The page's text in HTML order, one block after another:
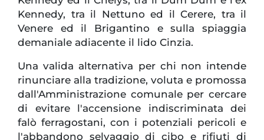
Kennedy, tra il Nettuno ed il Cerere, tra il
Venere ed il Brigantino e sulla spiaggia
demaniale adiacente il lido Cinzia.
Una valida alternativa per chi non intende
rinunciare alla tradizione, voluta e promossa
dall'Amministrazione comunale per cercare
di evitare l'accensione indiscriminata dei
falò ferragostani, con i potenziali pericoli e
l'abbandono selvaggio di cibo e rifiuti di